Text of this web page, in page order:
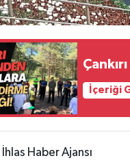
İçeriği
İhlas Haber Ajansı